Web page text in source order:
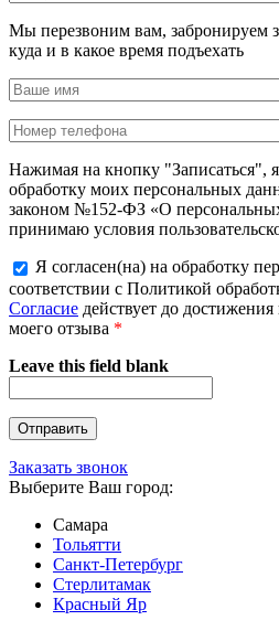
Мы перезвоним вам, забронируем
куда и в какое время подъехать
Нажимая на кнопку "Записаться",
обработку моих персональных
законом №152-ФЗ «О
принимаю условия
Я согласен(на) на обработку
соответствии с Политикой
Согласие действует до
моего отзыва *
Leave this field blank
Заказать звонок
Выберите Ваш город:
Самара
Тольятти
Санкт-Петербург
Стерлитамак
Красный Яр